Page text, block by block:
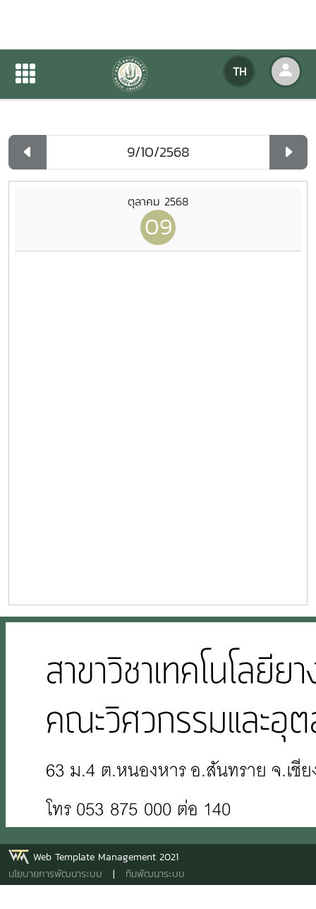
TH
ปฏิทินกิจกรรมของหน่วยงาน
ปฏิทินกิจกรรมของหน่วยงาน
ตุลาคม 2568
09
Web Template Management 2021
นโยบายการพัฒนาระบบ | ทีมพัฒนาระบบ